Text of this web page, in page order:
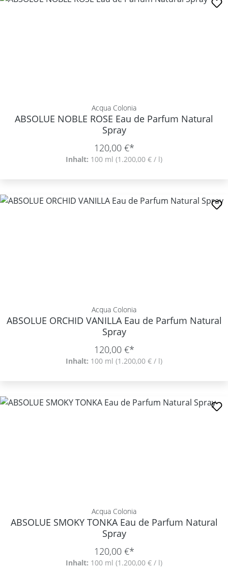
Acqua Colonia
ABSOLUE NOBLE ROSE Eau de Parfum Natural
Spray
120,00 €*
Inhalt: 100 ml (1.200,00 € / l)
Acqua Colonia
ABSOLUE ORCHID VANILLA Eau de Parfum Natural
Spray
120,00 €*
Inhalt: 100 ml (1.200,00 € / l)
Acqua Colonia
ABSOLUE SMOKY TONKA Eau de Parfum Natural
Spray
120,00 €*
Inhalt: 100 ml (1.200,00 € / l)